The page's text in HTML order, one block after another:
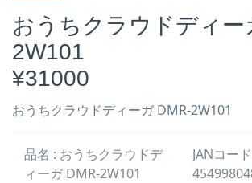
おうちクラウドディー
2W101
¥31000
おうちクラウドディーガ DMR-2W101
品名 : おうちクラウドデ
ィーガ DMR-2W101
JANコー